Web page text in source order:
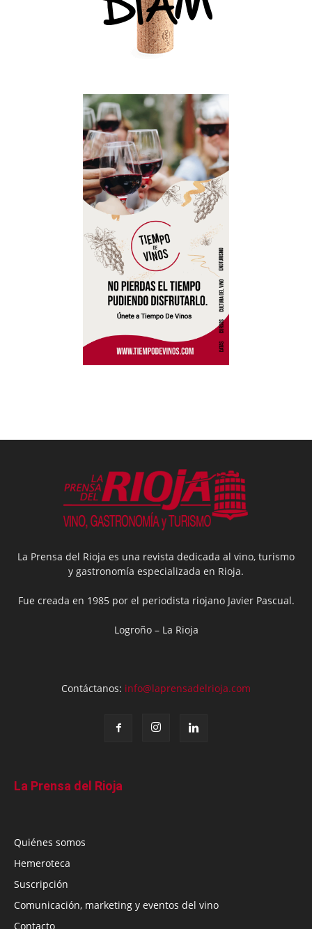
La Prensa del Rioja es una revista dedicada al vino, turismo
y gastronomía especializada en Rioja.
Fue creada en 1985 por el periodista riojano Javier Pascual.
Logroño – La Rioja
Contáctanos: info@laprensadelrioja.com
La Prensa del Rioja
Quiénes somos
Hemeroteca
Suscripción
Comunicación, marketing y eventos del vino
Contacto